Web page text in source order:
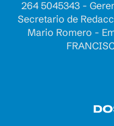
264 5045343 -
Secretario de
Mario Romero -